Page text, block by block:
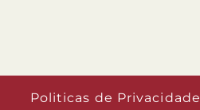
Politicas de Privacidade